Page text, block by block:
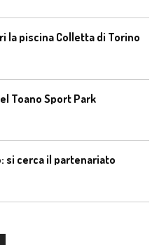
la piscina Colletta di Torino
Toano Sport Park
si cerca il partenariato